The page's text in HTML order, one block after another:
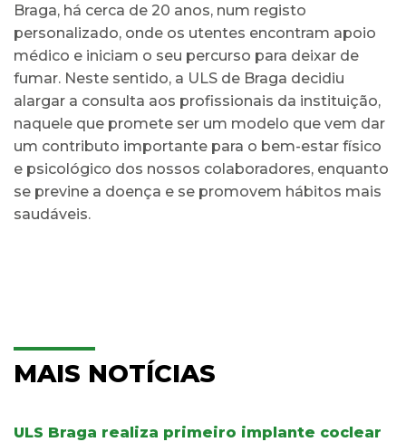
Braga, há cerca de 20 anos, num registo
personalizado, onde os utentes encontram apoio
médico e iniciam o seu percurso para deixar de
fumar. Neste sentido, a ULS de Braga decidiu
alargar a consulta aos profissionais da instituição,
naquele que promete ser um modelo que vem dar
um contributo importante para o bem-estar físico
e psicológico dos nossos colaboradores, enquanto
se previne a doença e se promovem hábitos mais
saudáveis.
MAIS NOTÍCIAS
ULS Braga realiza primeiro implante coclear